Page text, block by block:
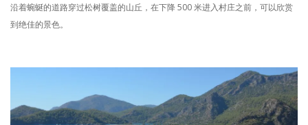
沿着蜿蜒的道路穿过松树覆盖的山丘，在下降 500 米进入村庄之前，可以欣赏
到绝佳的景色。